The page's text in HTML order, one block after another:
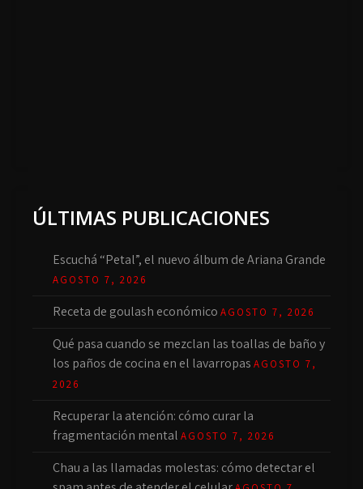
ÚLTIMAS PUBLICACIONES
Escuchá “Petal”, el nuevo álbum de Ariana Grande
AGOSTO 7, 2026
Receta de goulash económico AGOSTO 7, 2026
Qué pasa cuando se mezclan las toallas de baño y
los paños de cocina en el lavarropas AGOSTO 7,
2026
Recuperar la atención: cómo curar la
fragmentación mental AGOSTO 7, 2026
Chau a las llamadas molestas: cómo detectar el